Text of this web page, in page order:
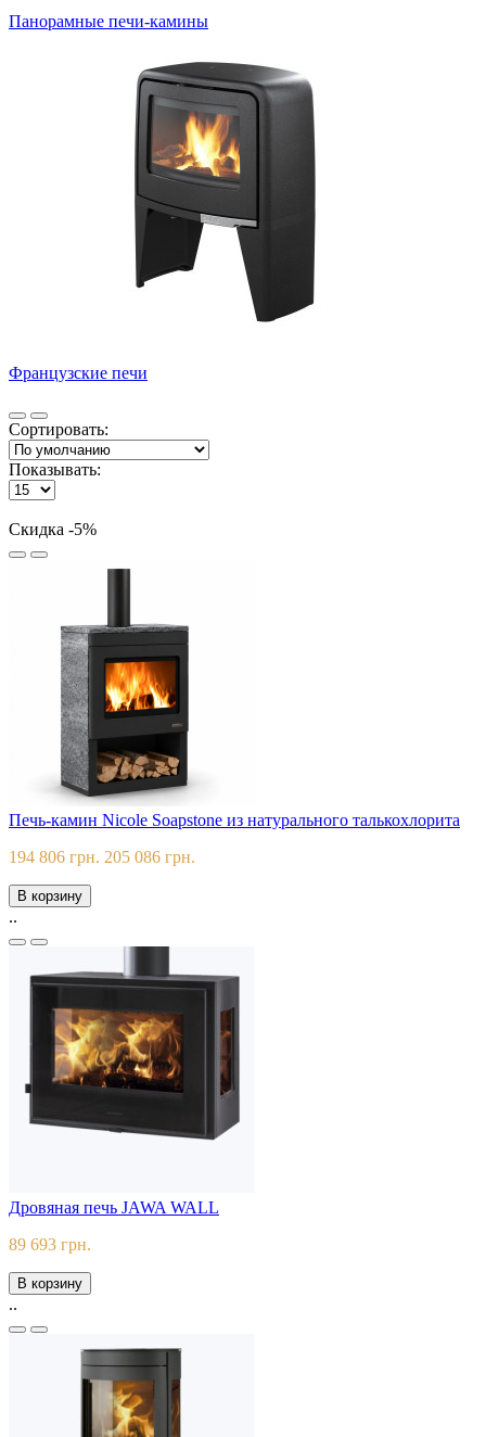
Панорамные печи-камины
Французские печи
Сортировать:
Показывать:
Скидка -5%
Печь-камин Nicole Soapstone из натурального талькохлорита
194 806 грн. 205 086 грн.
В корзину
..
Дровяная печь JAWA WALL
89 693 грн.
В корзину
..